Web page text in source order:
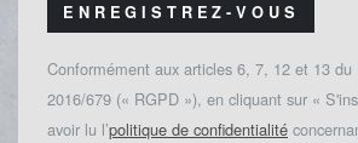
ENREGISTREZ-VOUS
Conformément aux articles 6, 7, 12 et 13 du
2016/679 (« RGPD »), en cliquant sur «
avoir lu l’politique de confidentialité